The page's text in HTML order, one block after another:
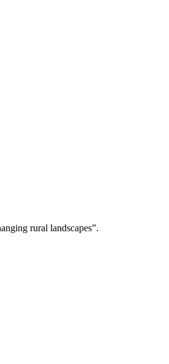
rural landscapes”.